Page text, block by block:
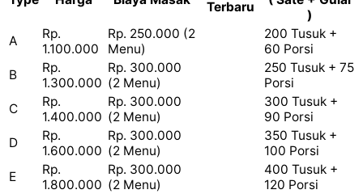
Terbaru
)
A
Rp.
1.100.000
Rp. 250.000 (2
Menu)
200 Tusuk +
60 Porsi
B
Rp.
1.300.000
Rp. 300.000
(2 Menu)
250 Tusuk + 75
Porsi
C
Rp.
1.400.000
Rp. 300.000
(2 Menu)
300 Tusuk +
90 Porsi
D
Rp.
1.600.000
Rp. 300.000
(2 Menu)
350 Tusuk +
100 Porsi
E
Rp.
1.800.000
Rp. 300.000
(2 Menu)
400 Tusuk +
120 Porsi